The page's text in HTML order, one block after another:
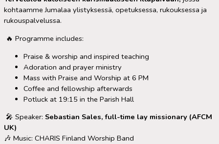
kohtaamme Jumalaa ylistyksessä, opetuksessa, rukouksessa ja
rukouspalvelussa.
🔥 Programme includes:
Praise & worship and inspired teaching
Adoration and prayer ministry
Mass with Praise and Worship at 6 PM
Coffee and fellowship afterwards
Potluck at 19:15 in the Parish Hall
🎤 Speaker: Sebastian Sales, full-time lay missionary (AFCM
UK)
🎶 Music: CHARIS Finland Worship Band